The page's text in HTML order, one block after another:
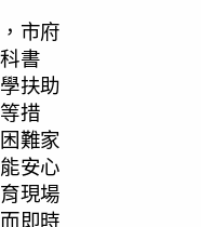
市府
書
扶助
措
難家
安心
現場
即時